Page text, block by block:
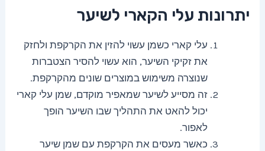
יתרונות עלי הקארי לשיער
עלי קארי כשמן עשוי להזין את הקרקפת ולחזק
את זקיקי השיער, הוא עשוי להסיר הצטברות
שנוצרה משימוש במוצרים שונים מהקרקפת.
זה מסייע לשיער שמאפיר מוקדם, שמן עלי קארי
יכול להאט את התהליך שבו השיער הופך
לאפור.
כאשר מעסים את הקרקפת עם שמן שיער